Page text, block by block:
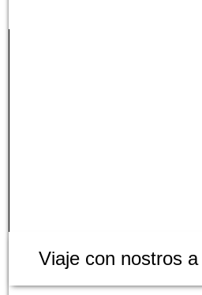
Viaje con nostros